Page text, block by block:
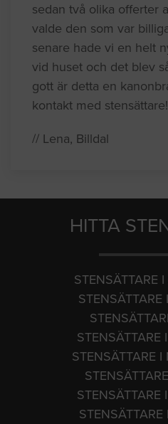
sedan två olika offerter
valde den som var
senare hade vi en helt
vid huset och det blev
gott är detta en
kontakt med
// Lena, Billdal
HITTA
STENSÄTTARE
STENSÄTTARE
STENSÄTTARE
STENSÄTTARE
STENSÄTTARE